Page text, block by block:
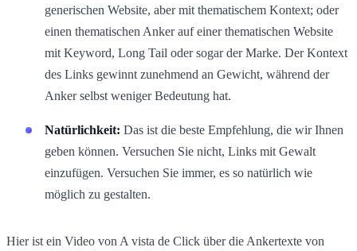
generischen Website, aber mit thematischem Kontext; oder
einen thematischen Anker auf einer thematischen Website
mit Keyword, Long Tail oder sogar der Marke. Der Kontext
des Links gewinnt zunehmend an Gewicht, während der
Anker selbst weniger Bedeutung hat.
Natürlichkeit: Das ist die beste Empfehlung, die wir Ihnen
geben können. Versuchen Sie nicht, Links mit Gewalt
einzufügen. Versuchen Sie immer, es so natürlich wie
möglich zu gestalten.
Hier ist ein Video von A vista de Click über die Ankertexte von